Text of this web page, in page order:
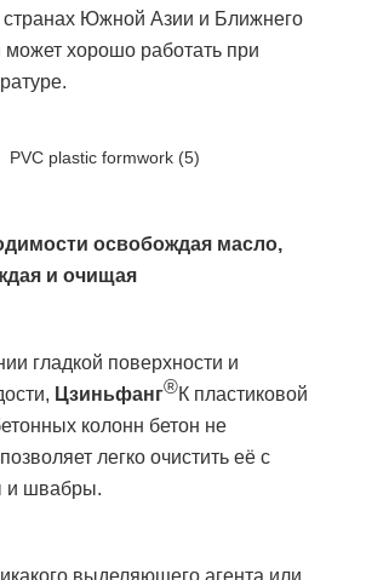
странах Южной Азии и Ближнего
может хорошо работать при
освобождая масло,
и очищая
гладкой поверхности и
Цзиньфанг®К пластиковой
колонн бетон не
легко очистить её с
и швабры.